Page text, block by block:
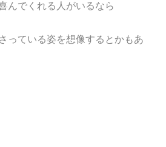
んでくれる人がいるなら
っている姿を想像するとかもあ